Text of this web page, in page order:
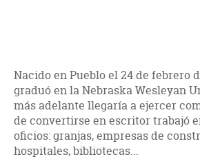
Nacido en Pueblo el 24 de febrero
graduó en la Nebraska Wesleyan
más adelante llegaría a ejercer
de convertirse en escritor trabajó
oficios: granjas, empresas de
hospitales, bibliotecas...